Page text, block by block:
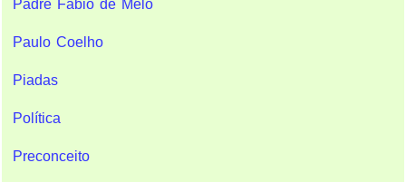
Padre Fábio de Melo
Paulo Coelho
Piadas
Política
Preconceito